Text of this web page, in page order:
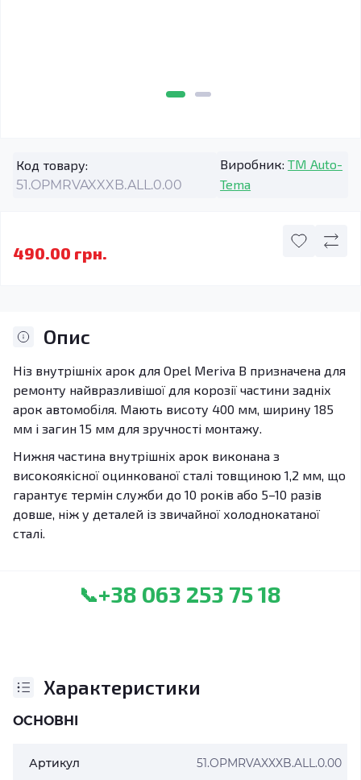
Код товару:
51.OPMRVAXXXB.ALL.0.00
Виробник: TM Auto-
Tema
490.00 грн.
Опис
Ніз внутрішніх арок для Opel Meriva B призначена для
ремонту найвразливішої для корозії частини задніх
арок автомобіля. Мають висоту 400 мм, ширину 185
мм і загин 15 мм для зручності монтажу.
Нижня частина внутрішніх арок виконана з
високоякісної оцинкованої сталі товщиною 1,2 мм, що
гарантує термін служби до 10 років або 5–10 разів
довше, ніж у деталей із звичайної холоднокатаної
сталі.
📞+38 063 253 75 18
Характеристики
ОСНОВНІ
Артикул 51.OPMRVAXXXB.ALL.0.00